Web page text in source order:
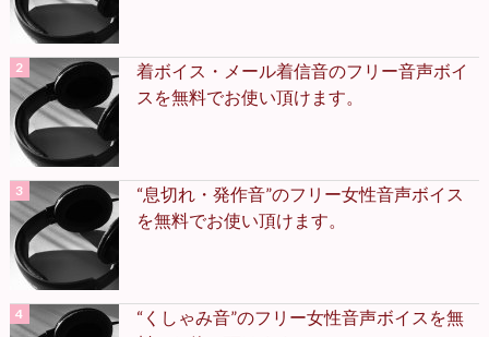
着ボイス・メール着信音のフリー音声ボイ
スを無料でお使い頂けます。
“息切れ・発作音”のフリー女性音声ボイス
を無料でお使い頂けます。
“くしゃみ音”のフリー女性音声ボイスを無